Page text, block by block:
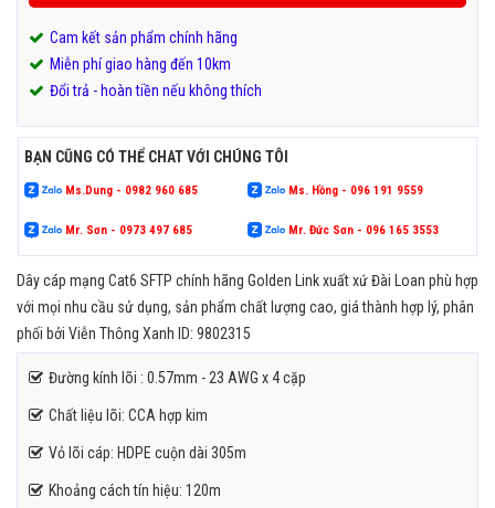
Cam kết sản phẩm chính hãng
Miễn phí giao hàng đến 10km
Đổi trả - hoàn tiền nếu không thích
BẠN CŨNG CÓ THỂ CHAT VỚI CHÚNG TÔI
Ms.Dung - 0982 960 685 Ms. Hồng - 096 191 9559
Mr. Sơn - 0973 497 685 Mr. Đức Sơn - 096 165 3553
Dây cáp mạng Cat6 SFTP chính hãng Golden Link xuất xứ Đài Loan phù hợp
với mọi nhu cầu sử dụng, sản phẩm chất lượng cao, giá thành hợp lý, phân
phối bởi Viễn Thông Xanh ID: 9802315
Đường kính lõi : 0.57mm - 23 AWG x 4 cặp
Chất liệu lõi: CCA hợp kim
Vỏ lõi cáp: HDPE cuộn dài 305m
Khoảng cách tín hiệu: 120m